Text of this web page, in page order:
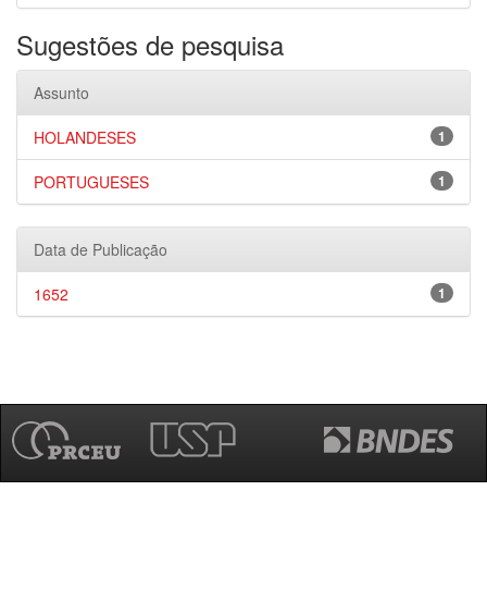
Sugestões de pesquisa
Assunto
1
HOLANDESES
1
PORTUGUESES
Data de Publicação
1
1652